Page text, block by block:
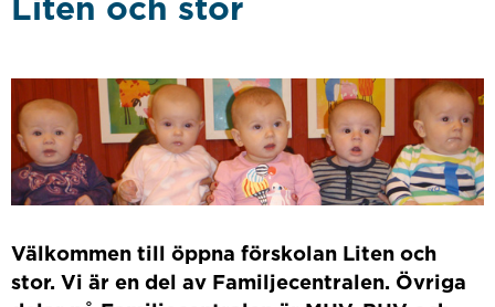
Välkommen till öppna förskolan Liten och
stor. Vi är en del av Familjecentralen. Övriga